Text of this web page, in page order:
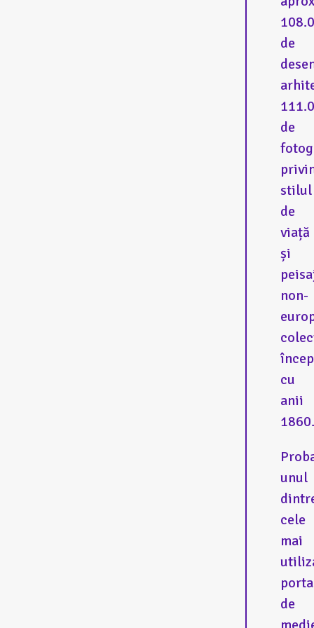
de
de
stilul
de
viață
și
non-
cu
anii
1860.
unul
cele
mai
de